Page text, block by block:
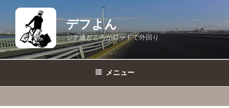
テ
ン
ツ
デフよん
ジテ通どころかロードで外回り
メニュー